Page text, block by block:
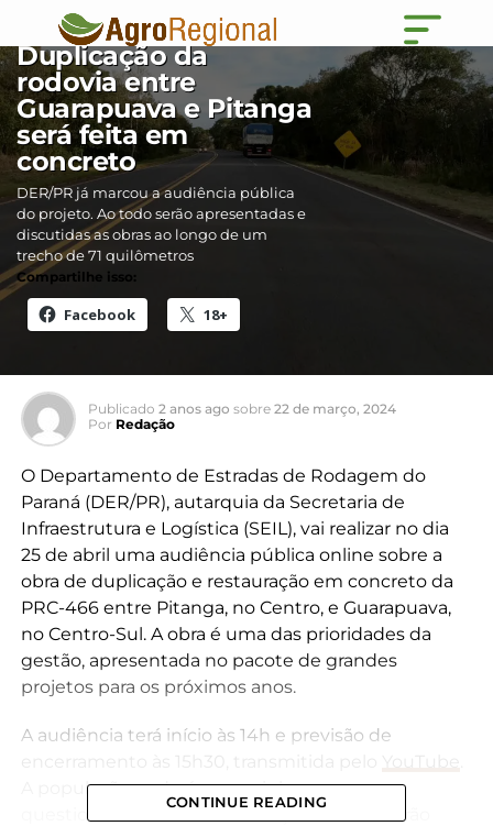
GUARAPUAVA
Duplicação da
rodovia entre
Guarapuava e Pitanga
será feita em
concreto
DER/PR já marcou a audiência pública
do projeto. Ao todo serão apresentadas e
discutidas as obras ao longo de um
trecho de 71 quilômetros
Compartilhe isso:
Facebook 18+
Publicado 2 anos ago sobre 22 de março, 2024
Por Redação
O Departamento de Estradas de Rodagem do
Paraná (DER/PR), autarquia da Secretaria de
Infraestrutura e Logística (SEIL), vai realizar no dia
25 de abril uma audiência pública online sobre a
obra de duplicação e restauração em concreto da
PRC-466 entre Pitanga, no Centro, e Guarapuava,
no Centro-Sul. A obra é uma das prioridades da
gestão, apresentada no pacote de grandes
projetos para os próximos anos.
A audiência terá início às 14h e previsão de
A população poderá encaminhar seus
questionamentos e contribuições. Todos serão
CONTINUE READING